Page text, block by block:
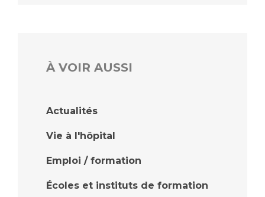
À VOIR AUSSI
Actualités
Vie à l'hôpital
Emploi / formation
Écoles et instituts de formation